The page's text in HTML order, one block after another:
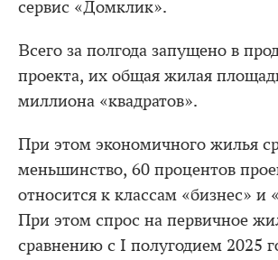
сервис «Домклик».
Всего за полгода запущено в
проекта, их общая жилая
миллиона «квадратов».
При этом экономичного жилья
меньшинство, 60 процентов
относится к классам «бизнес» и
При этом спрос на первичное
сравнению с I полугодием 2025